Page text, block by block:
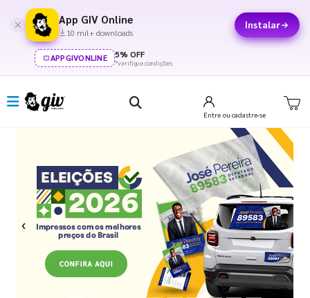
App GIV Online
10 mil+ downloads
Instalar
APPGIVONLINE 5% OFF
*verifique condições
Entre ou cadastre-se
Previous Next